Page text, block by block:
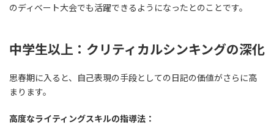
のディベート大会でも活躍できるようになったとのことです。
中学生以上：クリティカルシンキングの深化
思春期に入ると、自己表現の手段としての日記の価値がさらに高
まります。
高度なライティングスキルの指導法：